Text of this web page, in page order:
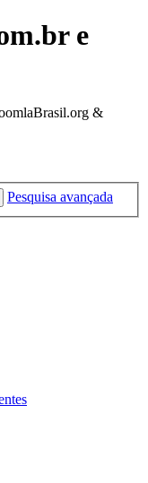
e
&
Pesquisa avançada